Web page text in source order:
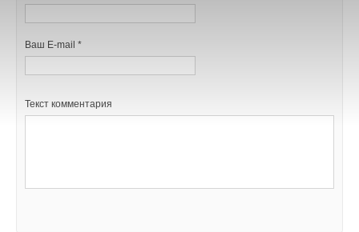
Ваш E-mail *
Текст комментария